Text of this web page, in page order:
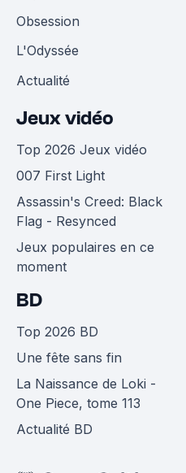
Obsession
L'Odyssée
Actualité
Jeux vidéo
Top 2026 Jeux vidéo
007 First Light
Assassin's Creed: Black
Flag - Resynced
Jeux populaires en ce
moment
BD
Top 2026 BD
Une fête sans fin
La Naissance de Loki -
One Piece, tome 113
Actualité BD